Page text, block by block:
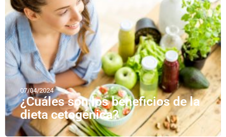
07/04/2024
¿Cuáles son los beneficios de la
dieta cetogénica?